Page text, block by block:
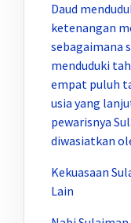
Daud
ketenangan
sebagaimana
menduduki
empat puluh
usia yang
pewarisnya
diwasiatkan
Kekuasaan
Lain